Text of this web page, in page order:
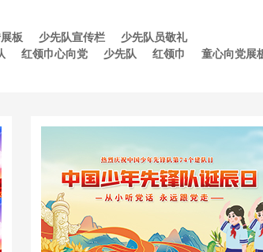
板 少先队宣传栏
少先队员敬礼
红领巾心向党 少先队 红领巾
童心向党展